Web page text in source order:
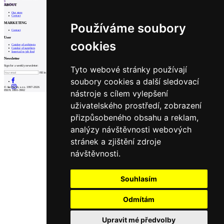
Používáme soubory
cookies
Tyto webové stránky používají
soubory cookies a další sledovací
nástroje s cílem vylepšení
uživatelského prostředí, zobrazení
přizpůsobeného obsahu a reklam,
analýzy návštěvnosti webových
stránek a zjištění zdroje
návštěvnosti.
Souhlasím
Odmítám
Upravit mé předvolby
PrevNext
ABOUT
Our store
Contact
MARKETING
Contact
User
Catalog of architects
Catalog of suppliers
Insert ad to job find
Newsletter
Sign for a weekly newsletter:
Fill in „nospam“
© Archiweb, s.r.o. 1997-2026
ISSN: 1801-3902